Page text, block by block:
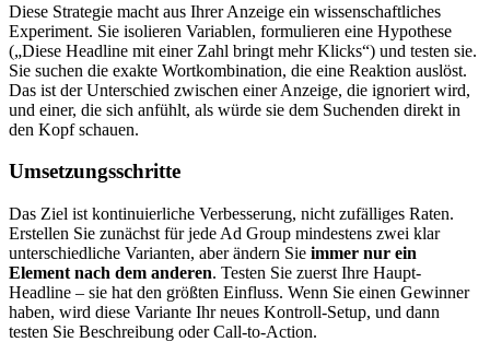
Diese Strategie macht aus Ihrer Anzeige ein wissenschaftliches
Experiment. Sie isolieren Variablen, formulieren eine Hypothese
(„Diese Headline mit einer Zahl bringt mehr Klicks“) und testen sie.
Sie suchen die exakte Wortkombination, die eine Reaktion auslöst.
Das ist der Unterschied zwischen einer Anzeige, die ignoriert wird,
und einer, die sich anfühlt, als würde sie dem Suchenden direkt in
den Kopf schauen.
Umsetzungsschritte
Das Ziel ist kontinuierliche Verbesserung, nicht zufälliges Raten.
Erstellen Sie zunächst für jede Ad Group mindestens zwei klar
unterschiedliche Varianten, aber ändern Sie immer nur ein
Element nach dem anderen. Testen Sie zuerst Ihre Haupt-
Headline – sie hat den größten Einfluss. Wenn Sie einen Gewinner
haben, wird diese Variante Ihr neues Kontroll-Setup, und dann
testen Sie Beschreibung oder Call-to-Action.